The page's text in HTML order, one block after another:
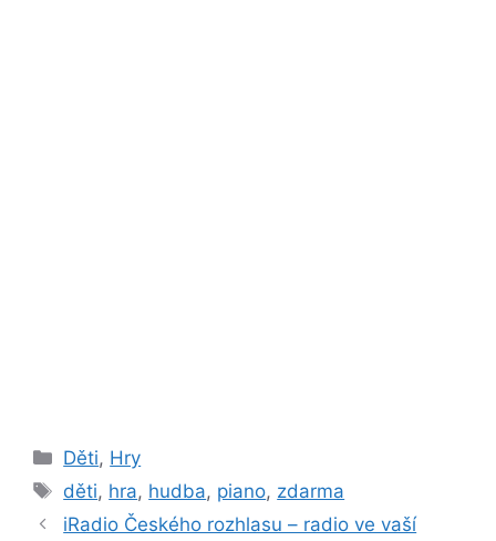
Rubriky
Děti, Hry
Štítky
děti, hra, hudba, piano, zdarma
iRadio Českého rozhlasu – radio ve vaší